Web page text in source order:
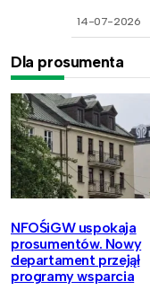
14-07-2026
Dla prosumenta
NFOŚiGW uspokaja
prosumentów. Nowy
departament przejął
programy wsparcia